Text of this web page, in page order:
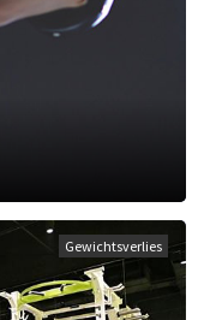
Gewichtsverlies